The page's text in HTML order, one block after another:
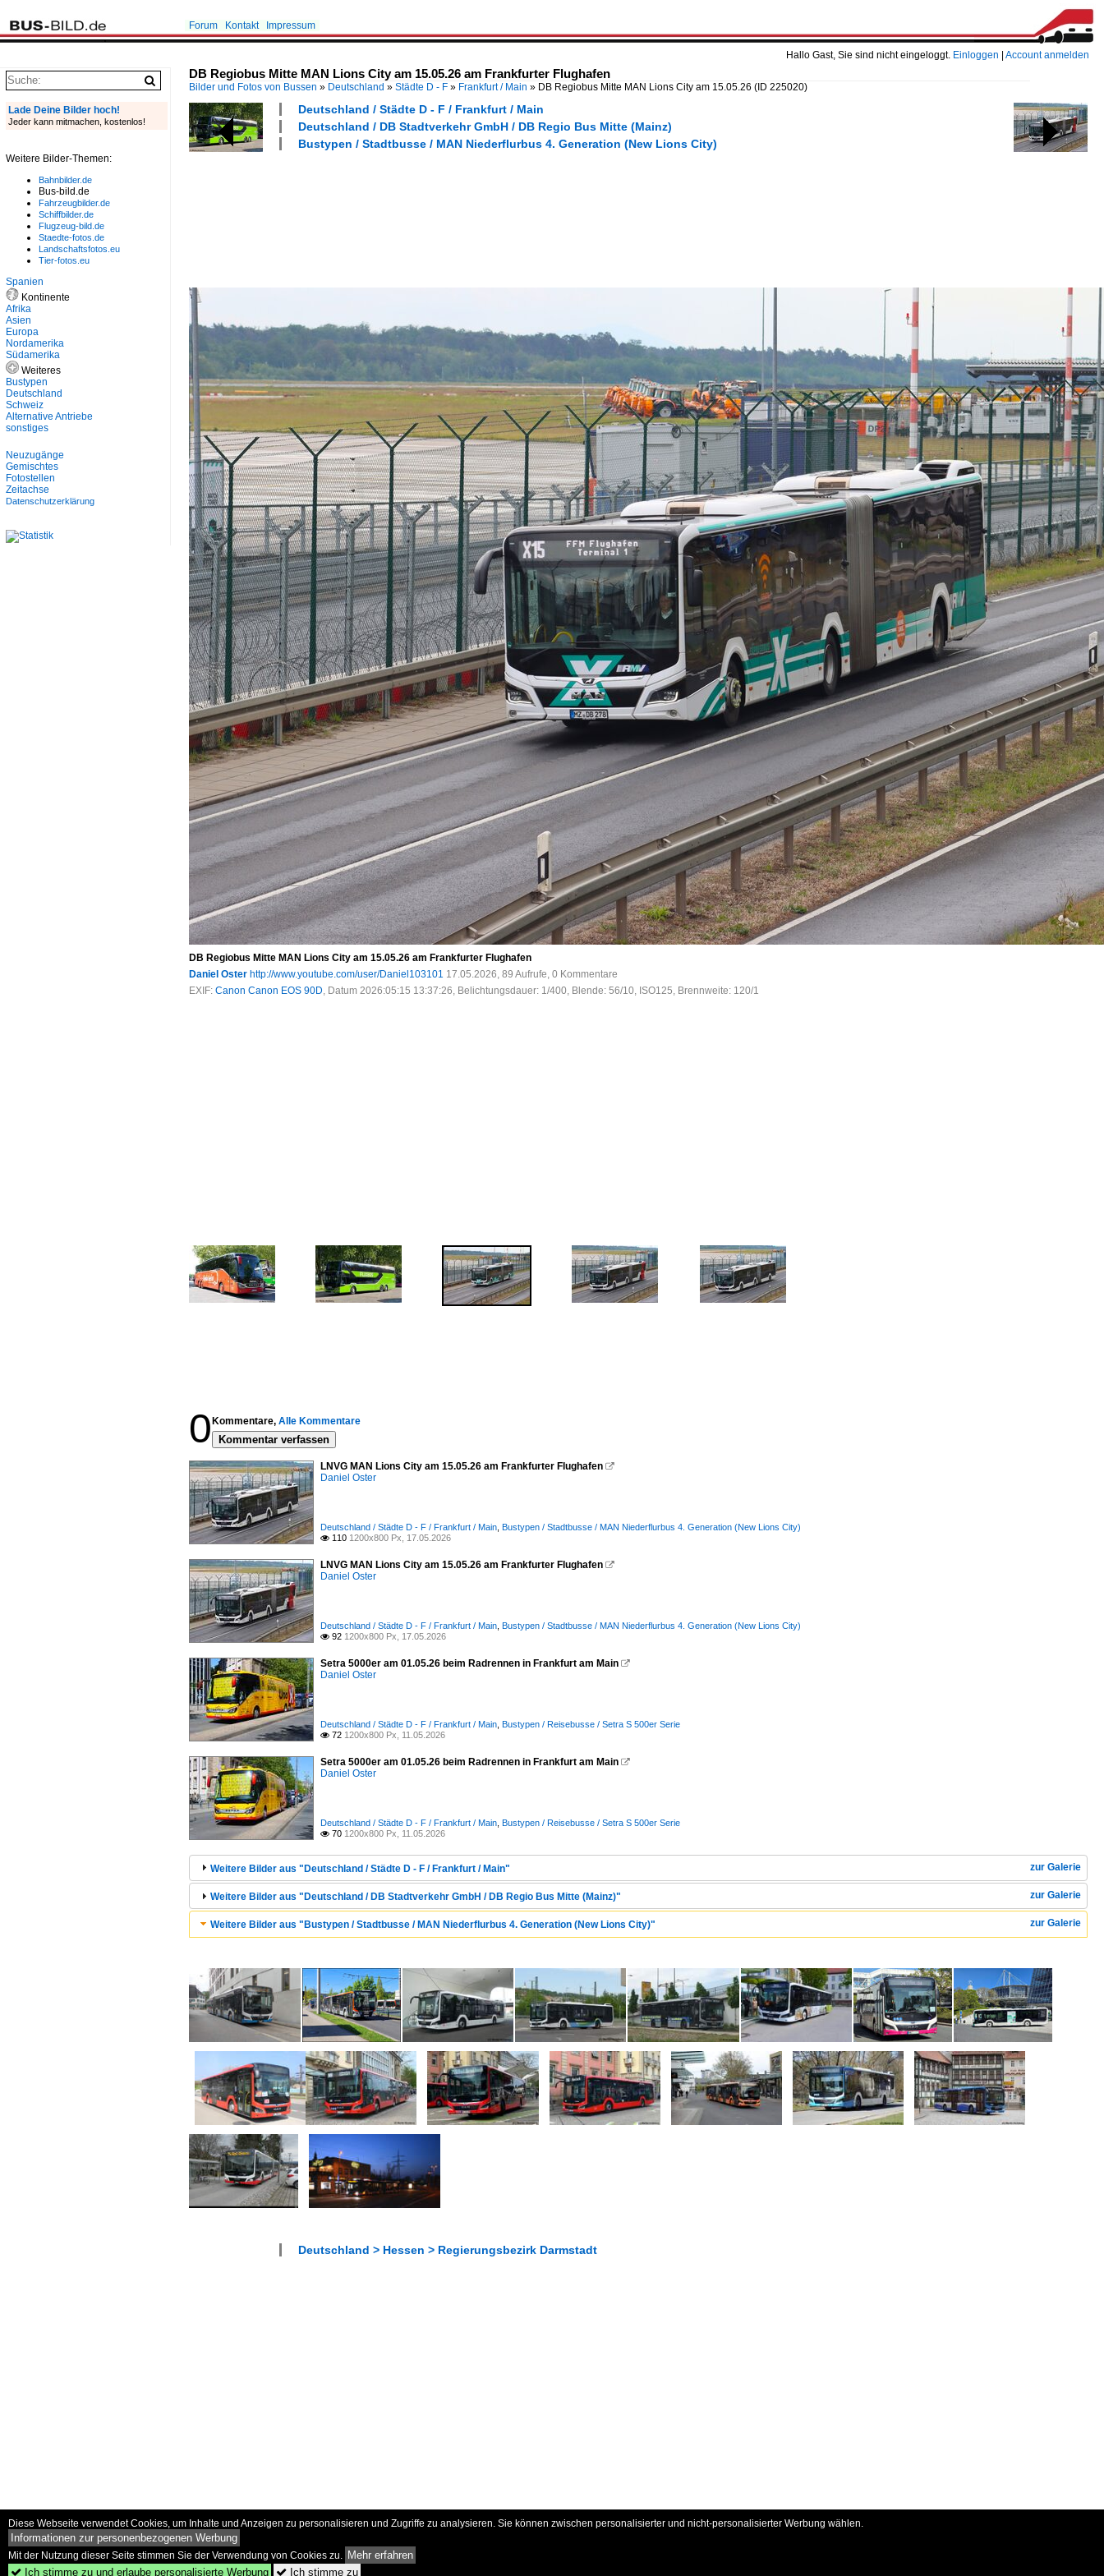
Hallo Gast, Sie sind nicht eingeloggt. Einloggen Account anmelden
Forum Kontakt Impressum
DB Regiobus Mitte MAN Lions City am 15.05.26 am Frankfurter Flughafen
Bilder und Fotos von Bussen » Deutschland » Städte D - F » Frankfurt / Main » DB Regiobus Mitte MAN Lions City am 15.05.26 (ID 225020)
Deutschland / Städte D - F / Frankfurt / Main
Deutschland / DB Stadtverkehr GmbH / DB Regio Bus Mitte (Mainz)
Bustypen / Stadtbusse / MAN Niederflurbus 4. Generation (New Lions City)
DB Regiobus Mitte MAN Lions City am 15.05.26 am Frankfurter Flughafen
Daniel Oster http://www.youtube.com/user/Daniel103101 17.05.2026, 89 Aufrufe, 0 Kommentare
EXIF: Canon Canon EOS 90D, Datum 2026:05:15 13:37:26, Belichtungsdauer: 1/400, Blende: 56/10, ISO125, Brennweite: 120/1
0 Kommentare, Alle Kommentare
Kommentar verfassen
LNVG MAN Lions City am 15.05.26 am Frankfurter Flughafen 
Daniel Oster
Deutschland / Städte D - F / Frankfurt / Main Bustypen / Stadtbusse / MAN Niederflurbus 4. Generation (New Lions City)
 110 1200x800 Px, 17.05.2026
LNVG MAN Lions City am 15.05.26 am Frankfurter Flughafen 
Daniel Oster
Deutschland / Städte D - F / Frankfurt / Main Bustypen / Stadtbusse / MAN Niederflurbus 4. Generation (New Lions City)
 92 1200x800 Px, 17.05.2026
Setra 5000er am 01.05.26 beim Radrennen in Frankfurt am Main 
Daniel Oster
Deutschland / Städte D - F / Frankfurt / Main Bustypen / Reisebusse / Setra S 500er Serie
 72 1200x800 Px, 11.05.2026
Setra 5000er am 01.05.26 beim Radrennen in Frankfurt am Main 
Daniel Oster
Deutschland / Städte D - F / Frankfurt / Main Bustypen / Reisebusse / Setra S 500er Serie
 70 1200x800 Px, 11.05.2026
zur Galerie
Weitere Bilder aus "Deutschland / Städte D - F / Frankfurt / Main"
zur Galerie
Weitere Bilder aus "Deutschland / DB Stadtverkehr GmbH / DB Regio Bus Mitte (Mainz)"
zur Galerie
Weitere Bilder aus "Bustypen / Stadtbusse / MAN Niederflurbus 4. Generation (New Lions City)"
Deutschland > Hessen > Regierungsbezirk Darmstadt
Lade Deine Bilder hoch!
Jeder kann mitmachen, kostenlos!
Weitere Bilder-Themen:
Bahnbilder.de
Bus-bild.de
Fahrzeugbilder.de
Schiffbilder.de
Flugzeug-bild.de
Staedte-fotos.de
Landschaftsfotos.eu
Tier-fotos.eu
Spanien
Kontinente
Afrika
Asien
Europa
Nordamerika
Südamerika
Weiteres
Bustypen
Deutschland
Schweiz
Alternative Antriebe
sonstiges
Neuzugänge
Gemischtes
Fotostellen
Zeitachse
Datenschutzerklärung
Diese Webseite verwendet Cookies, um Inhalte und Anzeigen zu personalisieren und Zugriffe zu analysieren. Sie können zwischen personalisierter und nicht-personalisierter Werbung wählen.
Informationen zur personenbezogenen Werbung
Mit der Nutzung dieser Seite stimmen Sie der Verwendung von Cookies zu. Mehr erfahren
 Ich stimme zu und erlaube personalisierte Werbung  Ich stimme zu